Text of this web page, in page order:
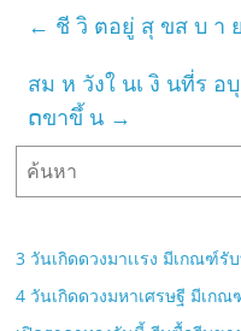
← ชี วิ ตอยู่ สุ ขส บ า
สม ห วังใ นเ งิ นที่ร
ດขาขึ้ น →
3 วันเกิดดวงมาเเรง มีเกณฑ์รั
4 วันเกิดดวงมหาเศรษฐี มีเก